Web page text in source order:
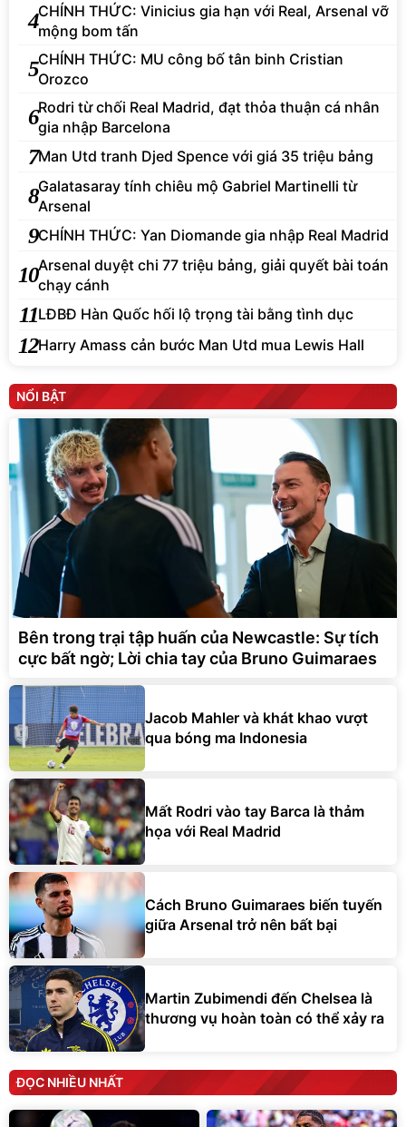
4CHÍNH THỨC: Vinicius gia hạn với Real, Arsenal vỡ
mộng bom tấn
5CHÍNH THỨC: MU công bố tân binh Cristian
Orozco
6Rodri từ chối Real Madrid, đạt thỏa thuận cá nhân
gia nhập Barcelona
7Man Utd tranh Djed Spence với giá 35 triệu bảng
8Galatasaray tính chiêu mộ Gabriel Martinelli từ
Arsenal
9CHÍNH THỨC: Yan Diomande gia nhập Real Madrid
10Arsenal duyệt chi 77 triệu bảng, giải quyết bài toán
chạy cánh
11LĐBĐ Hàn Quốc hối lộ trọng tài bằng tình dục
12Harry Amass cản bước Man Utd mua Lewis Hall
NỔI BẬT
Bên trong trại tập huấn của Newcastle: Sự tích
cực bất ngờ; Lời chia tay của Bruno Guimaraes
Jacob Mahler và khát khao vượt
qua bóng ma Indonesia
Mất Rodri vào tay Barca là thảm
họa với Real Madrid
Cách Bruno Guimaraes biến tuyến
giữa Arsenal trở nên bất bại
Martin Zubimendi đến Chelsea là
thương vụ hoàn toàn có thể xảy ra
ĐỌC NHIỀU NHẤT